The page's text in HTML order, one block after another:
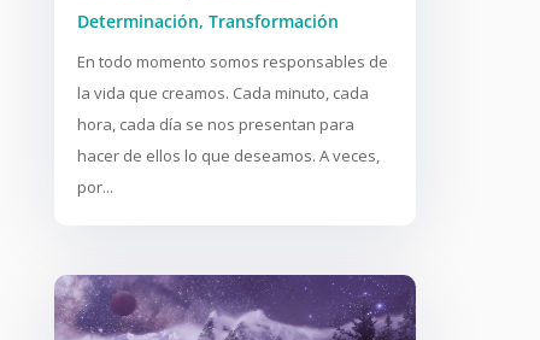
Determinación, Transformación
En todo momento somos responsables de
la vida que creamos. Cada minuto, cada
hora, cada día se nos presentan para
hacer de ellos lo que deseamos. A veces,
por...